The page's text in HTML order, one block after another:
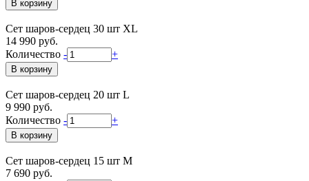
Сет шаров-сердец 30 шт XL
14 990 руб.
Количество - +
Сет шаров-сердец 20 шт L
9 990 руб.
Количество - +
Сет шаров-сердец 15 шт М
7 690 руб.